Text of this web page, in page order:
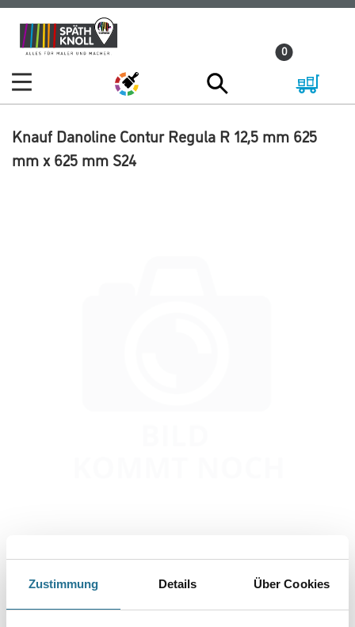
Zustimmung Details Über Cookies
Zum
Inhalt
Zum
Navigationsmenü
0
Knauf Danoline Contur Regula R 12,5 mm 625
mm x 625 mm S24
Abbildung ähnlich